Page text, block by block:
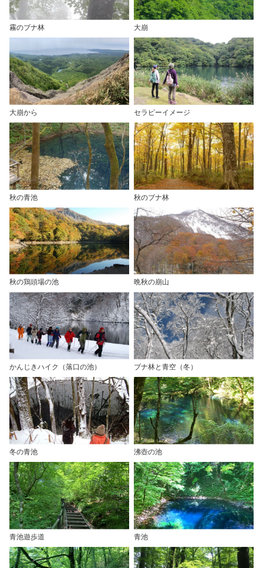
霧のブナ林 大崩
大崩から セラピーイメージ
秋の青池 秋のブナ林
秋の鶏頭場の池 晩秋の崩山
かんじきハイク（落口の池） ブナ林と青空（冬）
冬の青池 沸壺の池
青池遊歩道 青池